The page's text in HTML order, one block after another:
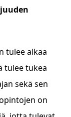
tulee alkaa
tulee tukea
sekä sen
on